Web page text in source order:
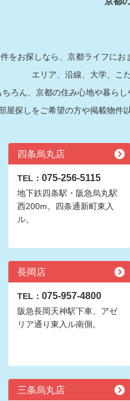
をお探しなら、京都ライフに
エリア、沿線、大学、こ
ろん、京都の住み心地や暮ら
屋探しをご希望の方や掲載物件
四条烏丸店
TEL： 075-256-5115
地下鉄四条駅・阪急烏丸駅
西200m。四条通新町東入
ル。
長岡店
TEL： 075-957-4800
阪急長岡天神駅下車、アゼ
リア通り東入ル南側。
三条烏丸店